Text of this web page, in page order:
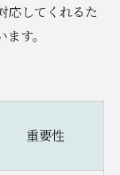
応してくれるた
す。
重要性